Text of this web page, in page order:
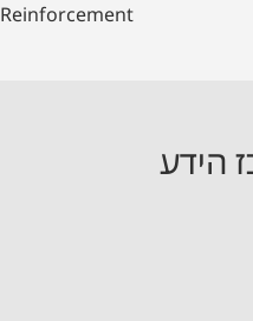
Reinforcement
הידע